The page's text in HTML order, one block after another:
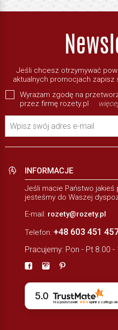
Jeśli chcesz otrzymywać
aktualnych promocjach
Wyrażam zgodę na
przez firmę rozety.pl
więcej
Wpisz swój adres e-mail
INFORMACJE
Jeśli macie Państwo jakieś
jesteśmy do Waszej
E-mail: rozety@rozety.pl
Telefon: +48 603 451
Pracujemy: Pon - Pt 8.00 -
5.0
Na podstawie 884opiniiz całego